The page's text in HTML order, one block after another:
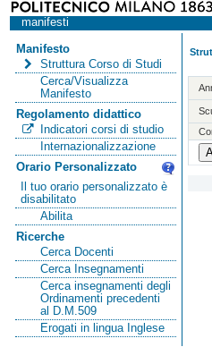
manifesti
Manifesto
Struttura Corso di Studi
Cerca/Visualizza
Manifesto
Regolamento didattico
Indicatori corsi di studio
Internazionalizzazione
Orario Personalizzato
Il tuo orario personalizzato è
disabilitato
Abilita
Ricerche
Cerca Docenti
Cerca Insegnamenti
Cerca insegnamenti degli
Ordinamenti precedenti
al D.M.509
Erogati in lingua Inglese